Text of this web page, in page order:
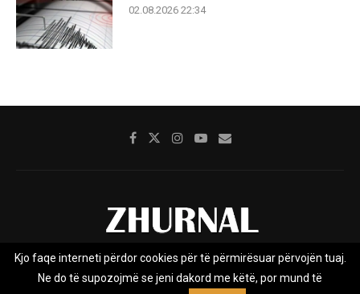
02.08.2026 22:34
Rreth nesh Impresumi Marketing
Privacy Policy
Kjo faqe interneti përdor cookies për të përmirësuar përvojën tuaj.
Ne do të supozojmë se jeni dakord me këtë, por mund të